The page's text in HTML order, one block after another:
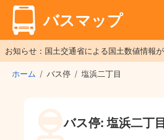
バスマップ
お知らせ：国土交通省による国土数値情報
ホーム バス停 塩浜二丁目
バス停: 塩浜二丁目